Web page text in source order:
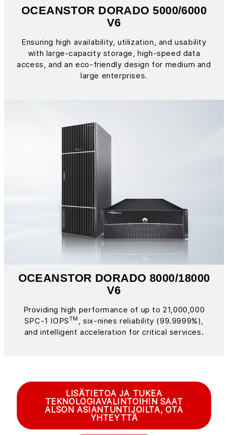
OCEANSTOR DORADO 5000/6000
V6
Ensuring high availability, utilization, and usability
with large-capacity storage, high-speed data
access, and an eco-friendly design for medium and
large enterprises.
OCEANSTOR DORADO 8000/18000
V6
Providing high performance of up to 21,000,000
SPC-1 IOPSTM , six-nines reliability (99.9999%),
and intelligent acceleration for critical services.
LISÄTIETOA JA TUKEA
TEKNOLOGIAVALINTOIHIN SAAT
ALSON ASIANTUNTIJOILTA, OTA
YHTEYTTÄ